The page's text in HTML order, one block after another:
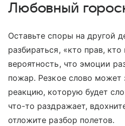
Любовный
Оставьте споры на другой
разбираться, «кто прав, кто
вероятность, что эмоции
пожар. Резкое слово может
реакцию, которую будет
что-то раздражает,
отложите разбор полетов.